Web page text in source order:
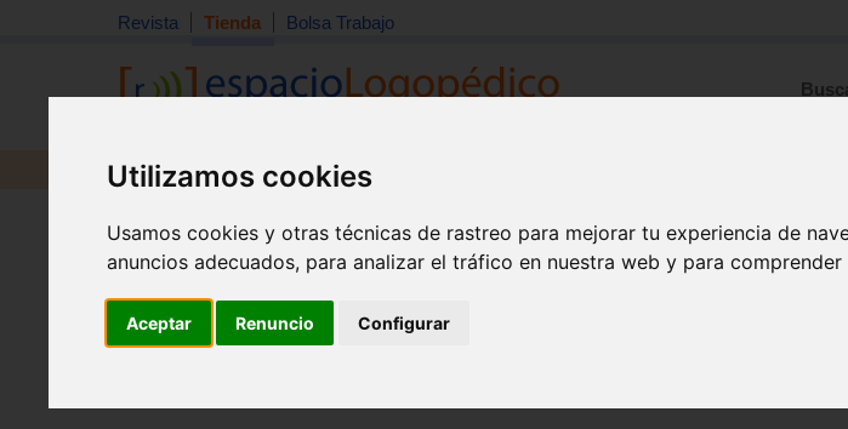
Utilizamos cookies
Usamos cookies y otras técnicas de rastreo para mejorar tu experiencia de
anuncios adecuados, para analizar el tráfico en nuestra web y para
Aceptar Renuncio Configurar
Revista Tienda Bolsa Trabajo
Revista Libros Material